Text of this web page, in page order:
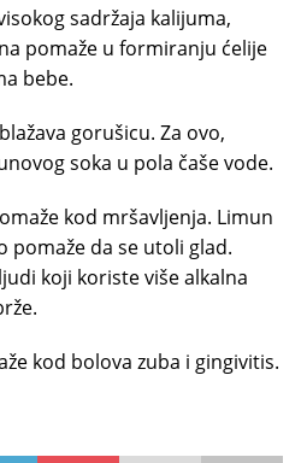
sadržaja kalijuma,
pomaže u formiranju ćelije
bebe.
gorušicu. Za ovo,
soka u pola čaše vode.
kod mršavljenja. Limun
pomaže da se utoli glad.
koji koriste više alkalna
kod bolova zuba i gingivitis.